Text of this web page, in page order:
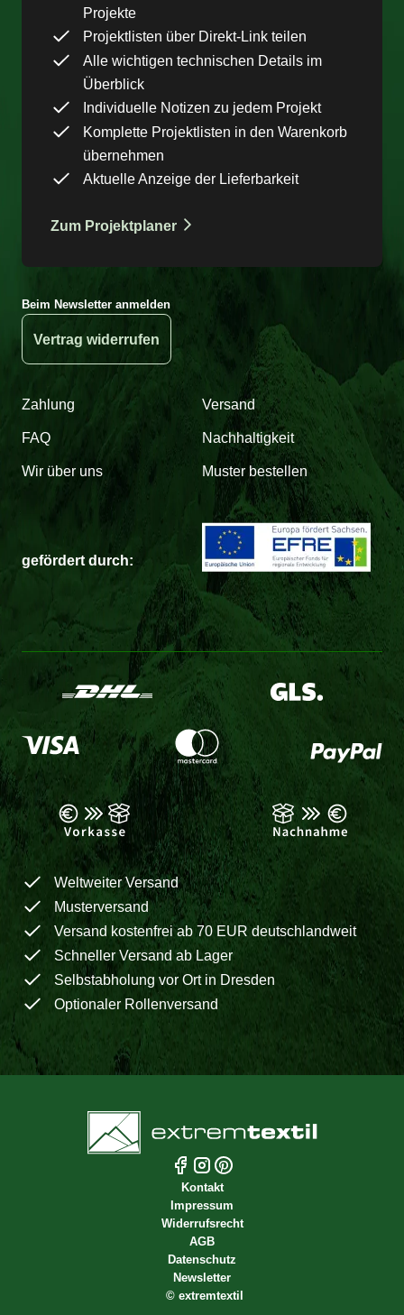
Projekte
Projektlisten über Direkt-Link teilen
Alle wichtigen technischen Details im
Überblick
Individuelle Notizen zu jedem Projekt
Komplette Projektlisten in den Warenkorb
übernehmen
Aktuelle Anzeige der Lieferbarkeit
Zum Projektplaner
Beim Newsletter anmelden
Vertrag widerrufen
Zahlung Versand
FAQ Nachhaltigkeit
Wir über uns Muster bestellen
gefördert durch:
Weltweiter Versand
Musterversand
Versand kostenfrei ab 70 EUR deutschlandweit
Schneller Versand ab Lager
Selbstabholung vor Ort in Dresden
Optionaler Rollenversand
Kontakt
Impressum
Widerrufsrecht
AGB
Datenschutz
Newsletter
© extremtextil